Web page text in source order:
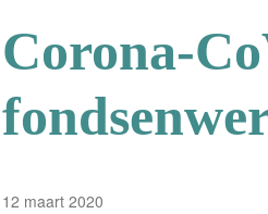
Corona-
12 maart 2020